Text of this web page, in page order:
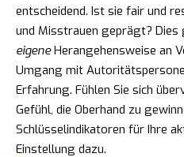
entscheidend. Ist sie fair und
und Misstrauen geprägt? Dies
eigeneHerangehensweise an
Umgang mit
Erfahrung. Fühlen Sie sich
Gefühl, die Oberhand zu
Schlüsselindikatoren für Ihre
Einstellung dazu.